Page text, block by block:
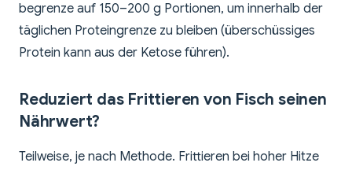
begrenze auf 150–200 g Portionen, um innerhalb der
täglichen Proteingrenze zu bleiben (überschüssiges
Protein kann aus der Ketose führen).
Reduziert das Frittieren von Fisch seinen
Nährwert?
Teilweise, je nach Methode. Frittieren bei hoher Hitze